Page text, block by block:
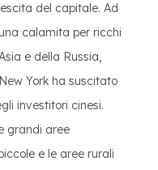
del capitale. Ad
calamita per ricchi
e della Russia,
York ha suscitato
investitori cinesi.
grandi aree
e le aree rurali